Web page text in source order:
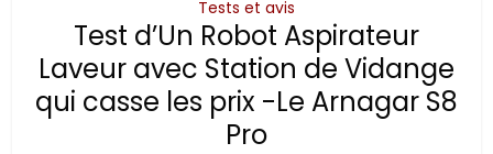
Tests et avis
Test d’Un Robot Aspirateur
Laveur avec Station de Vidange
qui casse les prix -Le Arnagar S8
Pro